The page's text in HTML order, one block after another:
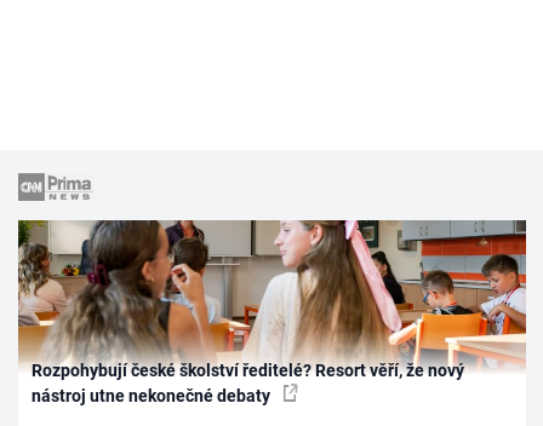
Rozpohybují české školství ředitelé? Resort věří, že nový
nástroj utne nekonečné debaty